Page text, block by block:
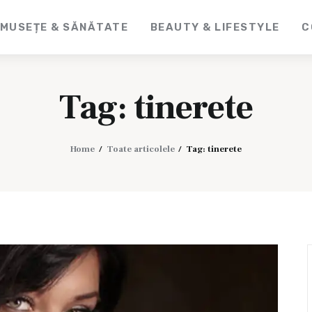
& SĂNĂTATE BEAUTY & LIFESTYLE
Tag: tinerete
Home Toate articolele Tag: tinerete